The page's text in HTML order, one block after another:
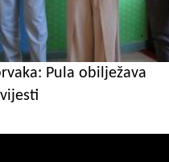
Pula obilježava